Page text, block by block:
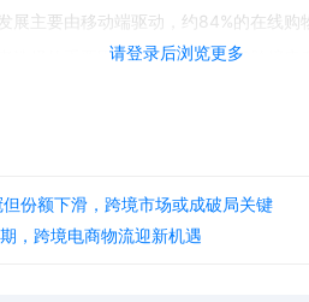
请登录后浏览更多
展主要由移动端驱动，约84%的在线
选择的重要因素。这就要求POD跨境
者快速了解商品详情。在服务体验方面
跨境电商有望借助这一东风，通过精准
市场中取得优异的成绩。
份额下滑，跨境市场或成破局关键
，跨境电商物流迎新机遇